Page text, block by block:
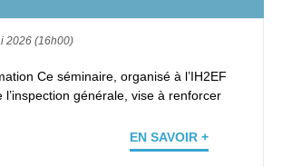
2026 (16h00)
Ce séminaire, organisé à l’IH2EF
l’inspection générale, vise à renforcer
EN SAVOIR +